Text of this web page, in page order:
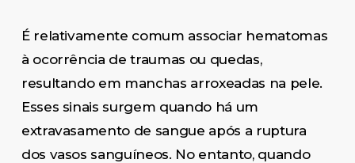
É relativamente comum associar hematomas
à ocorrência de traumas ou quedas,
resultando em manchas arroxeadas na pele.
Esses sinais surgem quando há um
extravasamento de sangue após a ruptura
dos vasos sanguíneos. No entanto, quando